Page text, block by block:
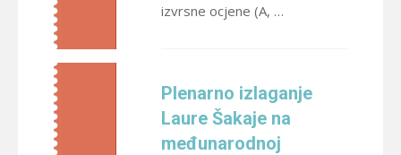
izvrsne ocjene (A, …
Plenarno izlaganje
Laure Šakaje na
međunarodnoj